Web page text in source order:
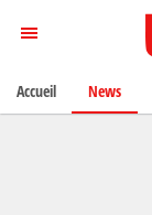
Accueil News